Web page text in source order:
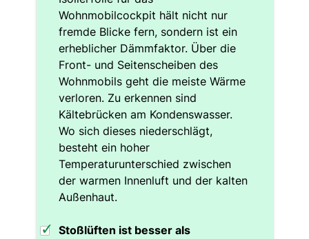
Wohnmobilcockpit hält nicht nur
fremde Blicke fern, sondern ist ein
erheblicher Dämmfaktor. Über die
Front- und Seitenscheiben des
Wohnmobils geht die meiste Wärme
verloren. Zu erkennen sind
Kältebrücken am Kondenswasser.
Wo sich dieses niederschlägt,
besteht ein hoher
Temperaturunterschied zwischen
der warmen Innenluft und der kalten
Außenhaut.
Stoßlüften ist besser als